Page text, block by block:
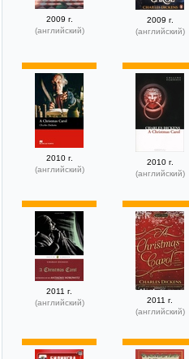
2009 г.
(английский)
2009 г.
(английский)
2010 г.
(английский)
2010 г.
(английский)
2011 г.
(английский)
2011 г.
(английский)